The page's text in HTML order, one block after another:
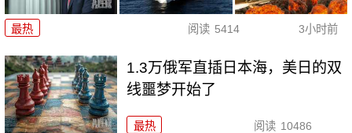
最热 阅读 5414 3小时前
1.3万俄军直插日本海，美日的双
线噩梦开始了
最热 阅读 10486